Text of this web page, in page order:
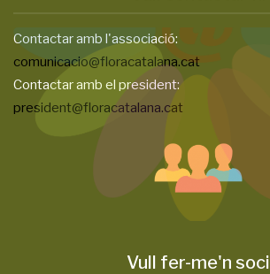
Contactar amb l'associació:
comunicacio@floracatalana.cat
Contactar amb el president:
president@floracatalana.cat
Vull fer-me'n soci